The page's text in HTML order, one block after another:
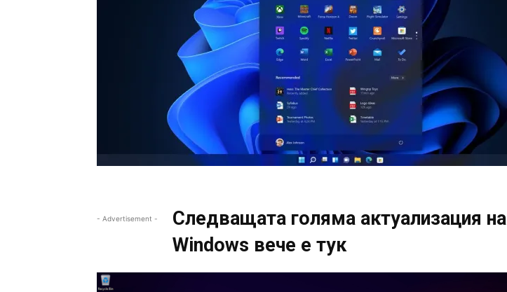
- Advertisement -
Следващата голяма актуализация на
Windows вече е тук